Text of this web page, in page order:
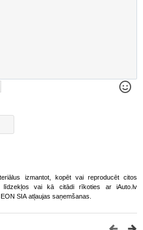
izmantot, kopēt vai reproducēt citos
līdzekļos vai kā citādi rīkoties ar iAuto.lv
SIA atļaujas saņemšanas.